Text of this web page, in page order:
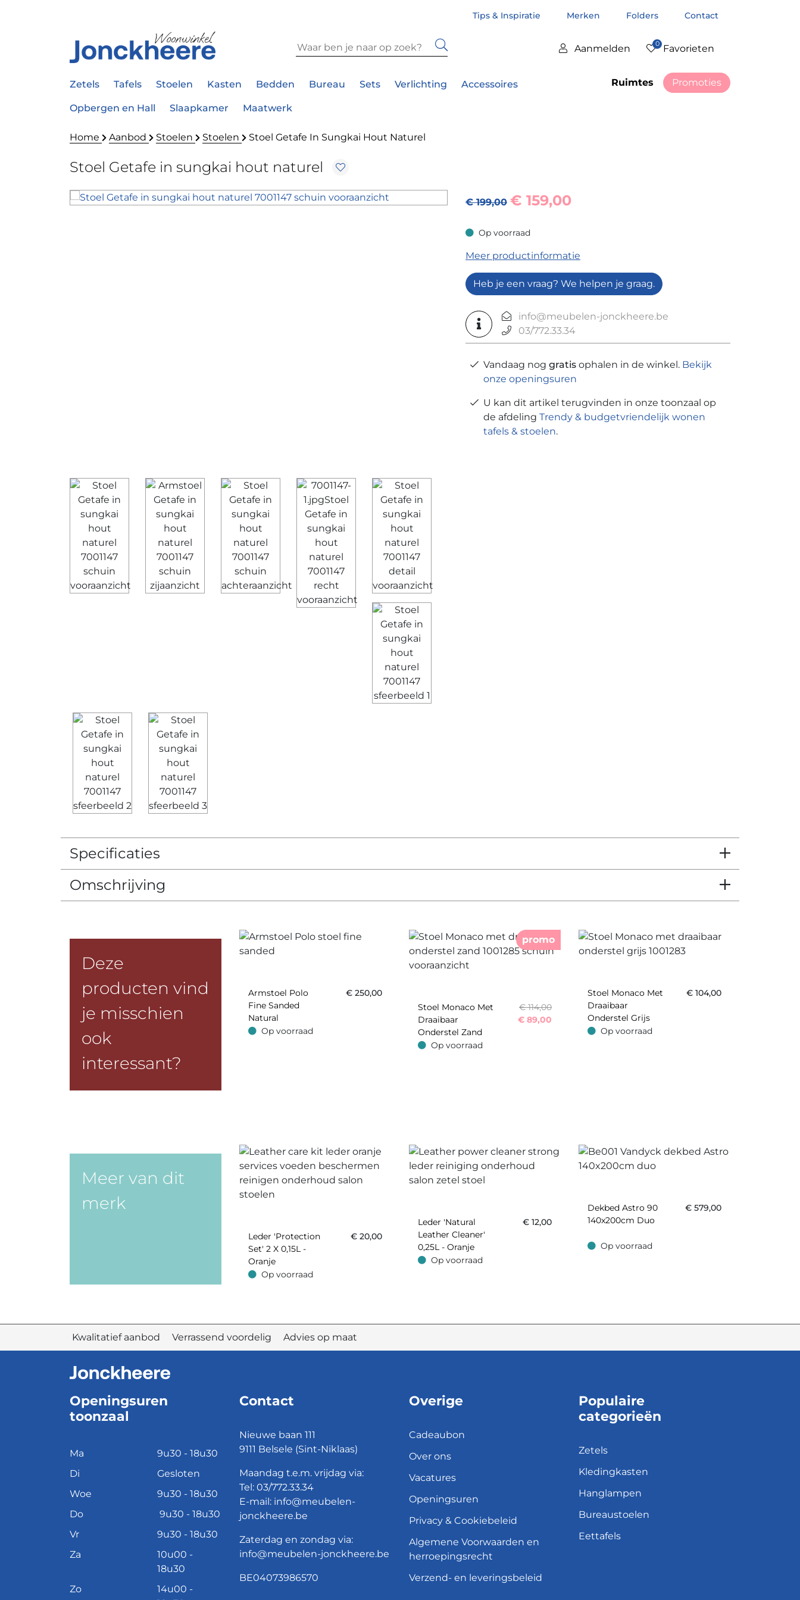
Tips & Inspiratie Merken Folders Contact
Aanmelden 0 Favorieten
Zetels Tafels Stoelen Kasten Bedden Bureau Sets Verlichting Accessoires
Opbergen en Hall Slaapkamer Maatwerk
Ruimtes Promoties
Home Aanbod Stoelen Stoelen Stoel Getafe In Sungkai Hout Naturel
Stoel Getafe in sungkai hout naturel
€ 199,00 € 159,00
Op voorraad
Op voorraad
Meer productinformatie
Heb je een vraag? We helpen je graag.
info@meubelen-jonckheere.be
03/772.33.34
Vandaag nog gratis ophalen in de winkel. Bekijk
onze openingsuren
U kan dit artikel terugvinden in onze toonzaal op
de afdeling Trendy & budgetvriendelijk wonen
tafels & stoelen.
Specificaties
Omschrijving
Deze
producten vind
je misschien
ook
interessant?
Armstoel Polo
Fine Sanded
Natural
€ 250,00
Op voorraad
Op voorraad
promo
Stoel Monaco Met
Draaibaar
Onderstel Zand
€ 114,00
€ 89,00
Op voorraad
Op voorraad
Stoel Monaco Met
Draaibaar
Onderstel Grijs
€ 104,00
Op voorraad
Op voorraad
Meer van dit
merk
Leder 'Protection
Set' 2 X 0,15L -
Oranje
€ 20,00
Op voorraad
Op voorraad
Leder 'Natural
Leather Cleaner'
0,25L - Oranje
€ 12,00
Op voorraad
Op voorraad
Dekbed Astro 90
140x200cm Duo
€ 579,00
Op voorraad
Op voorraad
Kwalitatief aanbod Verrassend voordelig Advies op maat
Openingsuren
toonzaal
Ma
9u30 - 18u30
Di
Gesloten
Woe
9u30 - 18u30
Do
9u30 - 18u30
Vr
9u30 - 18u30
Za
10u00 -
18u30
Zo
14u00 -
Contact
Nieuwe baan 111
9111 Belsele (Sint-Niklaas)
Maandag t.e.m. vrijdag via:
Tel: 03/772.33.34
E-mail: info@meubelen-
jonckheere.be
Zaterdag en zondag via:
info@meubelen-jonckheere.be
BE04073986570
Overige
Cadeaubon
Over ons
Vacatures
Openingsuren
Privacy & Cookiebeleid
Algemene Voorwaarden en
herroepingsrecht
Verzend- en leveringsbeleid
Populaire
categorieën
Zetels
Kledingkasten
Hanglampen
Bureaustoelen
Eettafels